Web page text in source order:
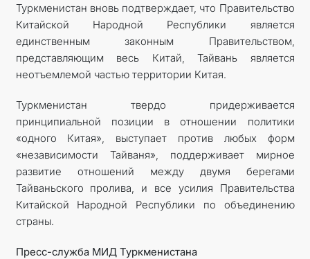
Туркменистан вновь подтверждает, что Правительство
Китайской Народной Республики является
единственным законным Правительством,
представляющим весь Китай, Тайвань является
неотъемлемой частью территории Китая.
Туркменистан твердо придерживается
принципиальной позиции в отношении политики
«одного Китая», выступает против любых форм
«независимости Тайваня», поддерживает мирное
развитие отношений между двумя берегами
Тайваньского пролива, и все усилия Правительства
Китайской Народной Республики по объединению
страны.
Пресс-служба МИД Туркменистана